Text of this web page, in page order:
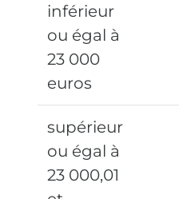
inférieur
ou égal à
23 000
euros
supérieur
ou égal à
23 000,01